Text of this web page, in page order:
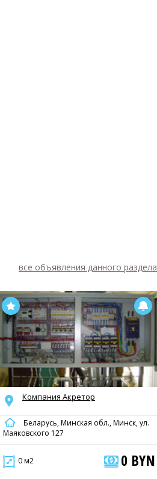
все объявления данного раздела
Компания Акретор
Беларусь, Минская обл., Минск, ул.
Маяковского 127
0 м2 0 BYN